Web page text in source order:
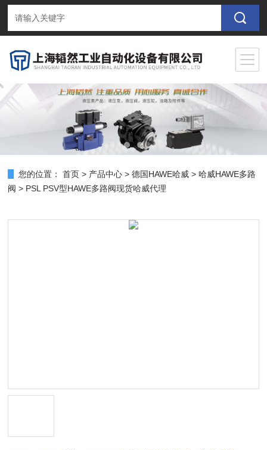
您的位置： 首页 > 产品中心 >德国HAWE哈威 >哈威HAWE多路
阀 > PSL PSV型HAWE多路阀现货哈威代理